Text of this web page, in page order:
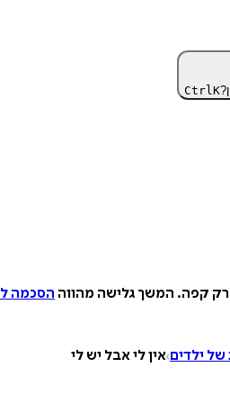
CtrlK
רק קפה. המשך גלישה מהווה הסכמה
של ילדים אין לי אבל יש לי